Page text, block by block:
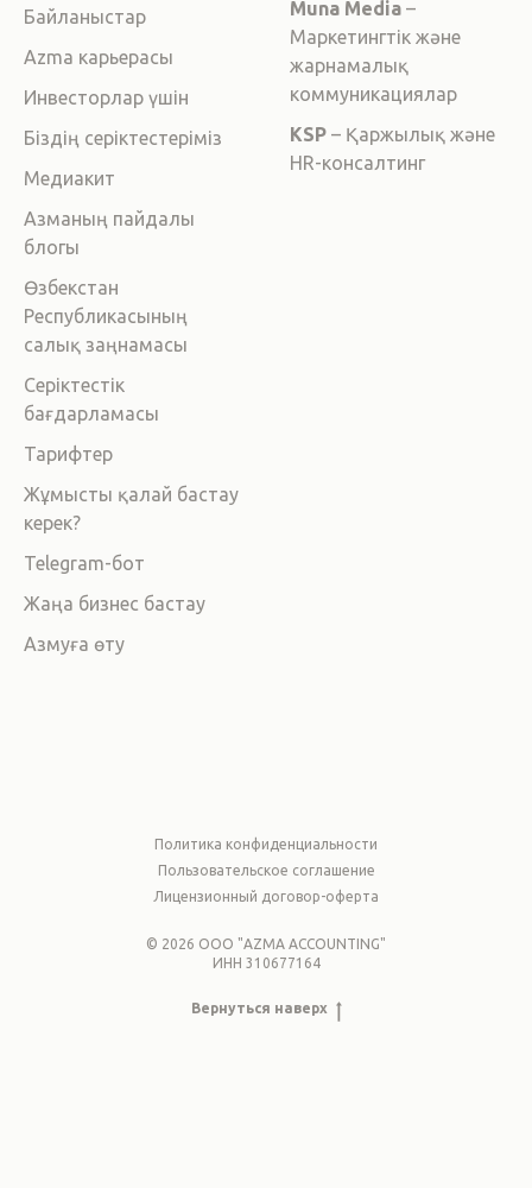
Байланыстар
Azma карьерасы
Инвесторлар үшін
Біздің серіктестеріміз
Медиакит
Азманың пайдалы
блогы
Өзбекстан
Республикасының
салық заңнамасы
Серіктестік
бағдарламасы
Тарифтер
Жұмысты қалай бастау
керек?
Telegram-бот
Жаңа бизнес бастау
Азмуға өту
Muna Media –
Маркетингтік және
жарнамалық
коммуникациялар
KSP – Қаржылық және
HR-консалтинг
Политика конфиденциальности
Пользовательское соглашение
Лицензионный договор-оферта
© 2026 ООО "AZMA ACCOUNTING"
ИНН 310677164
Вернуться наверх